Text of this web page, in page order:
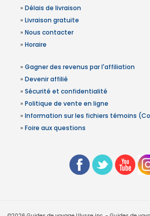
» Délais de livraison
» Livraison gratuite
» Nous contacter
» Horaire
» Gagner des revenus par l'affiliation
» Devenir affilié
» Sécurité et confidentialité
» Politique de vente en ligne
» Information sur les fichiers témoins
» Foire aux questions